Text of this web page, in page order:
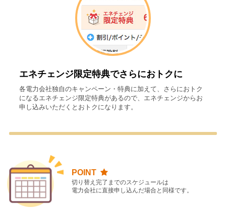
エネチェンジ限定特典でさらにおトクに
各電力会社独自のキャンペーン・特典に加えて、さらにおトク
になるエネチェンジ限定特典があるので、エネチェンジからお
申し込みいただくとおトクになります。
POINT
切り替え完了までのスケジュールは
電力会社に直接申し込んだ場合と同様です。